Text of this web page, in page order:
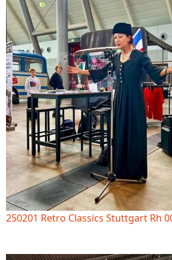
250201 Retro Classics Stuttgart Rh